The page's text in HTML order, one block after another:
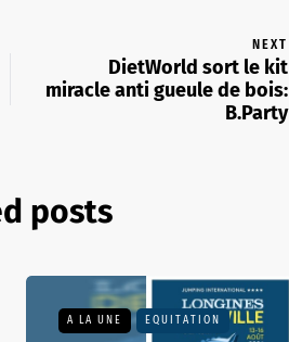
NEXT
DietWorld sort le kit
miracle anti gueule de bois:
B.Party
posts
A LA UNE EQUITATION